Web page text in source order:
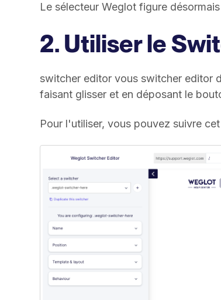
Le sélecteur Weglot figure
2. Utiliser le
switcher editor vous switcher editor
faisant glisser et en déposant le
Pour l'utiliser, vous pouvez suivre